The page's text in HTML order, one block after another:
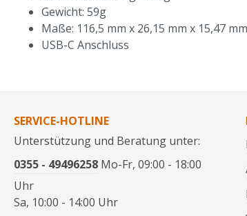
Gewicht: 59g
Maße: 116,5 mm x 26,15 mm x 15,47 mm
USB-C Anschluss
SERVICE-HOTLINE
Unterstützung und Beratung unter:
0355 - 49496258 Mo-Fr, 09:00 - 18:00
Uhr
Sa, 10:00 - 14:00 Uhr